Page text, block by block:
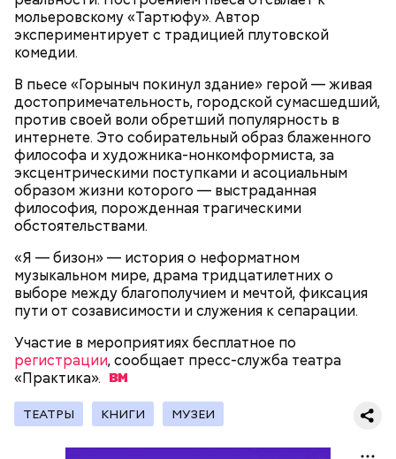
мольеровскому «Тартюфу». Автор
экспериментирует с традицией плутовской
комедии.
В пьесе «Горыныч покинул здание» герой — живая
достопримечательность, городской сумасшедший,
против своей воли обретший популярность в
интернете. Это собирательный образ блаженного
философа и художника-нонкомформиста, за
эксцентрическими поступками и асоциальным
образом жизни которого — выстраданная
философия, порожденная трагическими
обстоятельствами.
«Я — бизон» — история о неформатном
музыкальном мире, драма тридцатилетних о
выборе между благополучием и мечтой, фиксация
пути от созависимости и служения к сепарации.
Участие в мероприятиях бесплатное по
регистрации, сообщает пресс-служба театра
«Практика».
ТЕАТРЫ КНИГИ МУЗЕИ
Медовый спас: красивые
открытки для поздравления
Как и в другие посты, на пост Успенский нельзя:
Молодая красавица Фэй Форрестер (Джоан Уэйли-
Килмер) помогает своему любовнику Винсу (Майкл
Мэдсен) совершить дерзкое ограбление двух
членов мафии и забрать у них чемоданчик с
огромной суммой денег. Парочка отправляется в
автомобильное путешествие подальше от места
происшествия. «Вырубив» Винса, Фэй обращается
за помощью к частному детективу Джеку и просит
его сымитировать ее смерть.
где деньги и… «труп» Фэй. В 1989 году фильм
получил гран-при Кинофестиваля детективного
кино в Коньяке (Франция) и приобрел статус
культового. Во многом этому способствовала
искренняя манера игры Килмера, получившего
возможность сниматься вместе с супругой.